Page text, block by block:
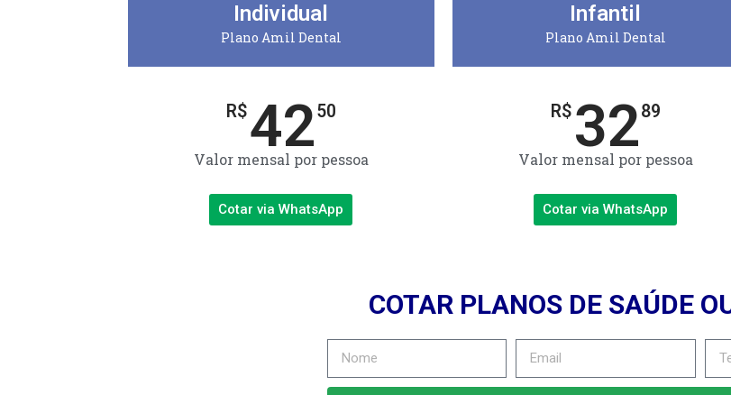
Individual
Plano Amil Dental
R$4250
Valor mensal por pessoa
Cotar via WhatsApp
Infantil
Plano Amil Dental
R$ 3289
Valor mensal por pessoa
Cotar via WhatsApp
COTAR PLANOS DE SAÚDE